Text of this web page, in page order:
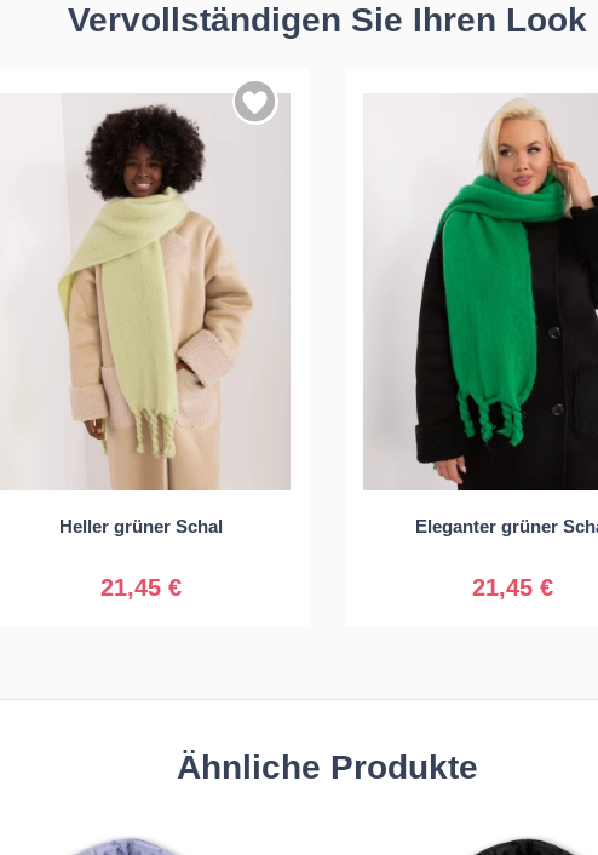
Vervollständigen Sie Ihren Look
Heller grüner Schal
21,45 €
Universal Eleganter grüner
21,45 €
Universal
Ähnliche Produkte